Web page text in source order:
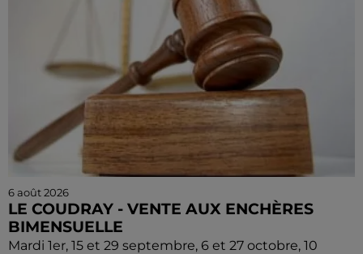
6 août 2026
LE COUDRAY - VENTE AUX ENCHÈRES
BIMENSUELLE
Mardi 1er, 15 et 29 septembre, 6 et 27 octobre, 10